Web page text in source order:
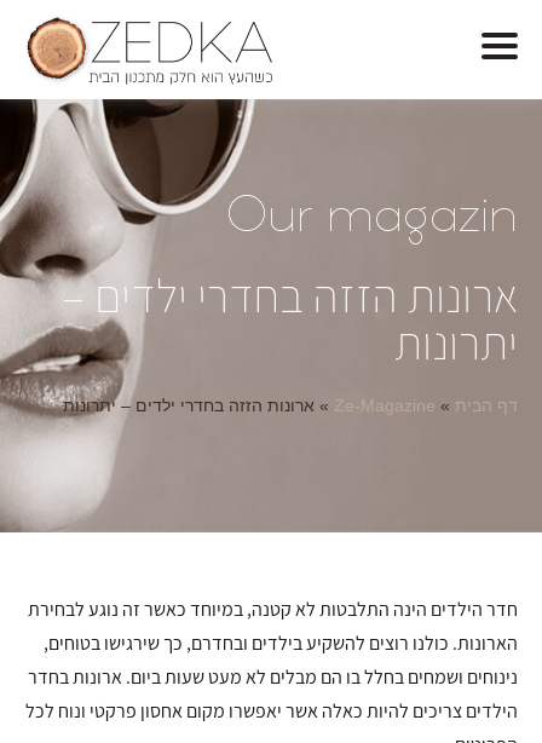
Our magazin
ארונות הזזה בחדרי ילדים –
יתרונות
דף הבית »
Ze-Magazine
» ארונות הזזה בחדרי ילדים – יתרונות
חדר הילדים הינה התלבטות לא קטנה, במיוחד כאשר זה נוגע לבחירת
הארונות. כולנו רוצים להשקיע בילדים ובחדרם, כך שירגישו בטוחים,
נינוחים ושמחים בחלל בו הם מבלים לא מעט שעות ביום. ארונות בחדר
הילדים צריכים להיות כאלה אשר יאפשרו מקום אחסון פרקטי ונוח לכל